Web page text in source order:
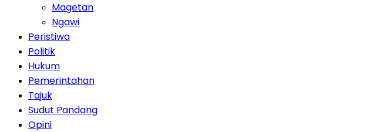
Magetan
Ngawi
Peristiwa
Politik
Hukum
Pemerintahan
Tajuk
Sudut Pandang
Opini